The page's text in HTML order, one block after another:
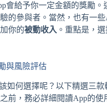
會給予你一定金額的獎勵
的參與者。當然，也有一些
你的被動收入 。重點是，
與風險評估
如何選擇呢？以下精選三
前，務必詳細閱讀App的